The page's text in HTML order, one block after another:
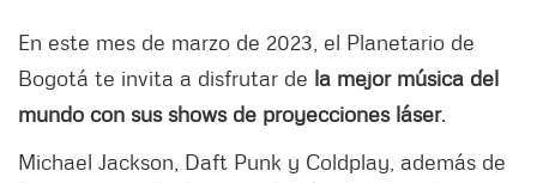
En este mes de marzo de 2023, el Planetario de
Bogotá te invita a disfrutar de la mejor música del
mundo con sus shows de proyecciones láser.
Michael Jackson, Daft Punk y Coldplay, además de